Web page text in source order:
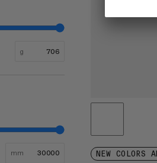
g
mm NEW COLORS